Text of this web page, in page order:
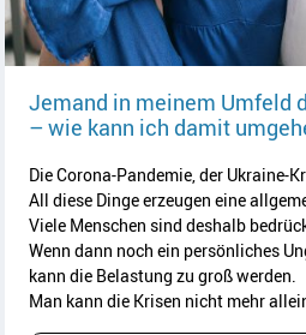
Jemand in meinem Umfeld
– wie kann ich damit
Die Corona-Pandemie, der Ukraine-
All diese Dinge erzeugen eine
Viele Menschen sind deshalb
Wenn dann noch ein persönliches
kann die Belastung zu groß werden.
Man kann die Krisen nicht mehr